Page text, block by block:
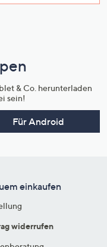
& Co. herunterladen
sein!
Für Android
einkaufen
widerrufen